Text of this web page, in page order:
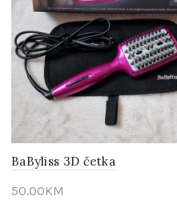
BaByliss 3D četka
50.00KM